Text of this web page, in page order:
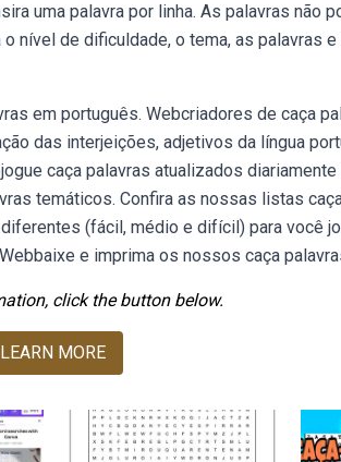
uma palavra por linha. As palavras não
nível de dificuldade, o tema, as palavras
em português. Webcriadores de caça
das interjeições, adjetivos da língua
caça palavras atualizados
temáticos. Confira as nossas listas
(fácil, médio e difícil) para você
e imprima os nossos caça
click the button below.
LEARN MORE